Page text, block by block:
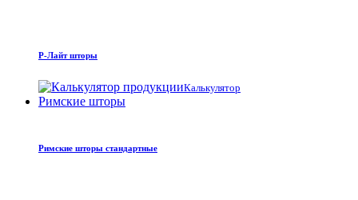
Р-Лайт шторы
Калькулятор
Римские шторы
Римские шторы стандартные